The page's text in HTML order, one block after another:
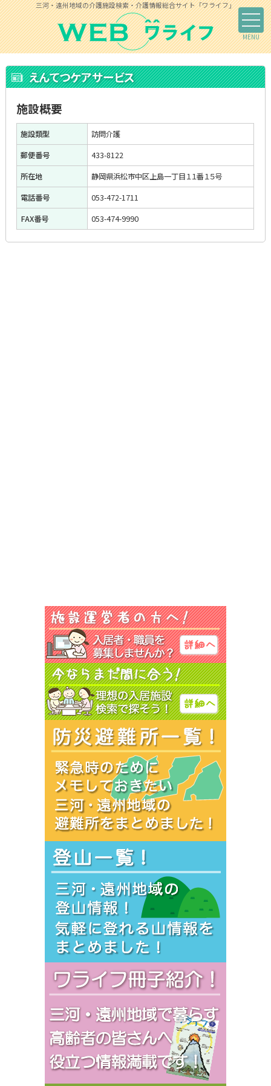
三河・遠州地域の介護施設検索・介護情報総合サイト「ワライフ」
えんてつケアサービス
施設概要
施設類型
訪問介護
郵便番号
433-8122
所在地
静岡県浜松市中区上島一丁目１１番１５号
電話番号
053-472-1711
FAX番号
053-474-9990